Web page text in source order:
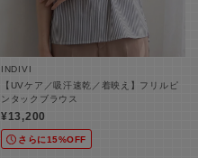
INDIVI
【UVケア／吸汗速乾／着映え】フリルピ
ンタックブラウス
¥13,200
さらに15%OFF